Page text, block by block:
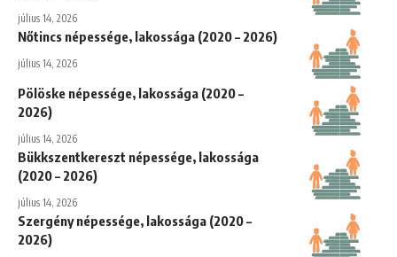
július 14, 2026
Nőtincs népessége, lakossága (2020 – 2026)
július 14, 2026
Pölöske népessége, lakossága (2020 –
2026)
július 14, 2026
Bükkszentkereszt népessége, lakossága
(2020 – 2026)
július 14, 2026
Szergény népessége, lakossága (2020 –
2026)